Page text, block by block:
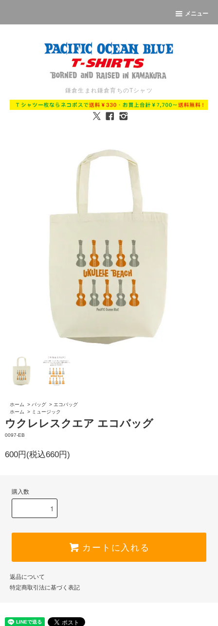
メニュー
鎌倉生まれ鎌倉育ちのTシャツ
ホーム > バッグ > エコバッグ
ホーム
> ミュージック
ウクレレスクエア エコバッグ
0097-EB
600円(税込660円)
購入数
カートに入れる
返品について
特定商取引法に基づく表記